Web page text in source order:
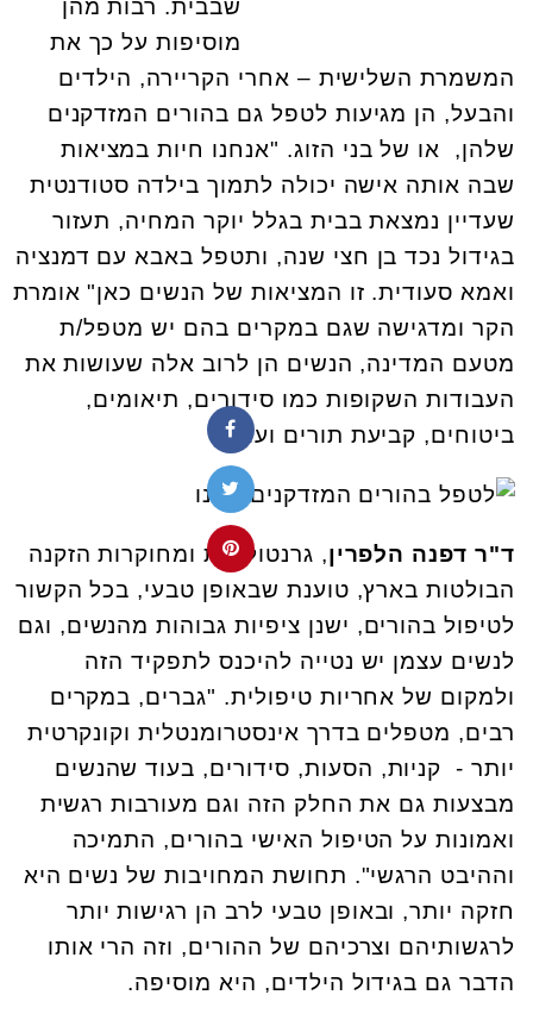
שבבית. רבות מהן
מוסיפות על כך את
המשמרת השלישית – אחרי הקריירה, הילדים
והבעל, הן מגיעות לטפל גם בהורים המזדקנים
שלהן, או של בני הזוג. "אנחנו חיות במציאות
שבה אותה אישה יכולה לתמוך בילדה סטודנטית
שעדיין נמצאת בבית בגלל יוקר המחיה, תעזור
בגידול נכד בן חצי שנה, ותטפל באבא עם דמנציה
ואמא סעודית. זו המציאות של הנשים כאן" אומרת
הקר ומדגישה שגם במקרים בהם יש מטפל/ת
מטעם המדינה, הנשים הן לרוב אלה שעושות את
העבודות השקופות כמו סידורים, תיאומים,
ביטוחים, קביעת תורים ועוד.
ד"ר דפנה הלפרין, גרנטולוגית ומחוקרות הזקנה
הבולטות בארץ, טוענת שבאופן טבעי, בכל הקשור
לטיפול בהורים, ישנן ציפיות גבוהות מהנשים, וגם
לנשים עצמן יש נטייה להיכנס לתפקיד הזה
ולמקום של אחריות טיפולית. "גברים, במקרים
רבים, מטפלים בדרך אינסטרומנטלית וקונקרטית
יותר - קניות, הסעות, סידורים, בעוד שהנשים
מבצעות גם את החלק הזה וגם מעורבות רגשית
ואמונות על הטיפול האישי בהורים, התמיכה
וההיבט הרגשי". תחושת המחויבות של נשים היא
חזקה יותר, ובאופן טבעי לרב הן רגישות יותר
לרגשותיהם וצרכיהם של ההורים, וזה הרי אותו
הדבר גם בגידול הילדים, היא מוסיפה.